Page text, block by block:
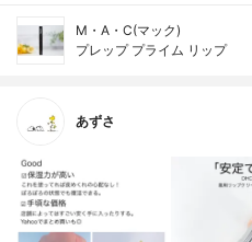
M・A・C(マック)
プレップ プライム リップ
あずさ